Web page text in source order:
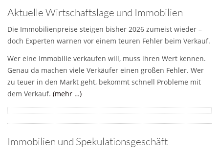
Aktuelle Wirtschaftslage und Immobilien
Die Immobilienpreise steigen bisher 2026 zumeist wieder –
doch Experten warnen vor einem teuren Fehler beim Verkauf.
Wer eine Immobilie verkaufen will, muss ihren Wert kennen.
Genau da machen viele Verkäufer einen großen Fehler. Wer
zu teuer in den Markt geht, bekommt schnell Probleme mit
dem Verkauf. (mehr …)
Immobilien und Spekulationsgeschäft